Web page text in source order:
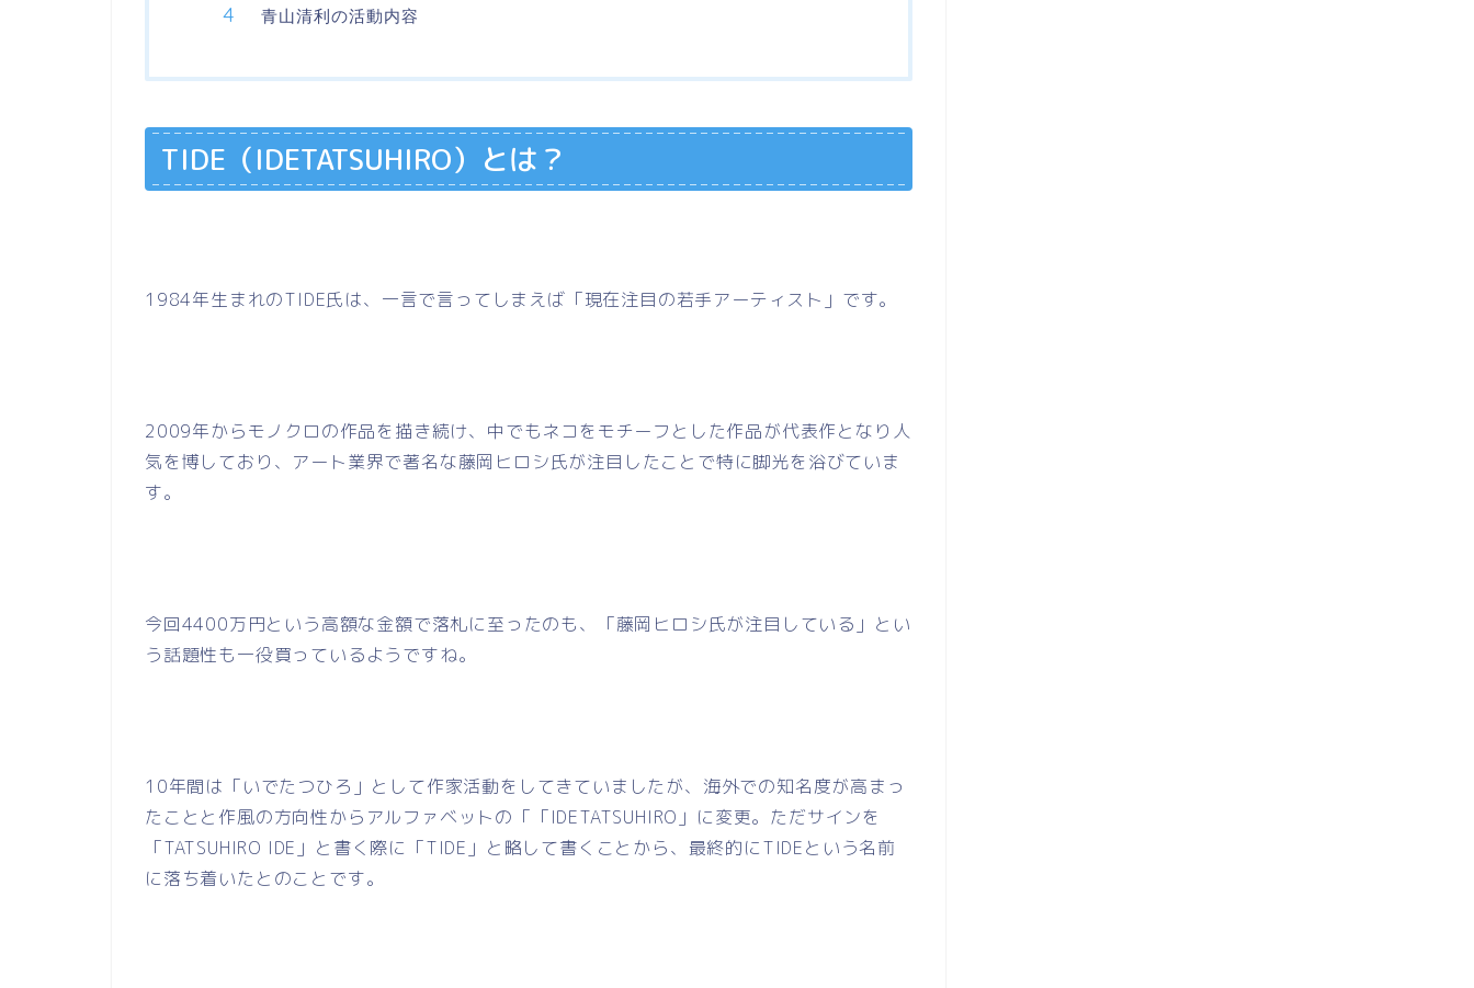
青山清利の活動内容
TIDE （IDETATSUHIRO）とは？
1984年生まれのTIDE氏は、一言で言ってしまえば「現在注目の若手アーティスト」です。
2009年からモノクロの作品を描き続け、中でもネコをモチーフとした作品が代表作となり人
気を博しており、アート業界で著名な藤岡ヒロシ氏が注目したことで特に脚光を浴びていま
す。
今回4400万円という高額な金額で落札に至ったのも、「藤岡ヒロシ氏が注目している」とい
う話題性も一役買っているようですね。
10年間は「いでたつひろ」として作家活動をしてきていましたが、海外での知名度が高まっ
たことと作風の方向性からアルファベットの「「IDETATSUHIRO 」に変更。ただサインを
「TATSUHIRO IDE 」と書く際に「TIDE 」と略して書くことから、最終的にTIDEという名前
に落ち着いたとのことです。